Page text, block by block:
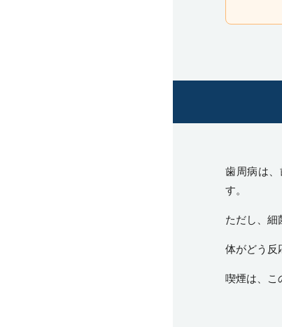
歯周病は
す。
ただし、細
体がどう反
喫煙は、こ